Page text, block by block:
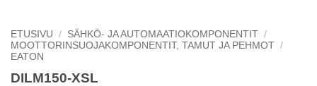
ETUSIVU / SÄHKÖ- JA AUTOMAATIOKOMPONENTIT /
MOOTTORINSUOJAKOMPONENTIT, TAMUT JA PEHMOT /
EATON
DILM150-XSL